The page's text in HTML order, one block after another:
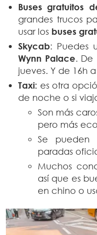
Buses gratuitos
grandes trucos
usar los buses
Skycab: Puedes
Wynn Palace. De
jueves. Y de 16h
Taxi: es otra
de noche o si
Son más
pero más
Se
paradas
Muchos
así que es
en chino o